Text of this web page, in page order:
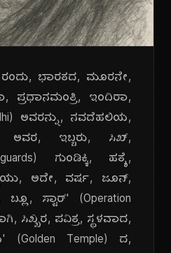
ಭಾರತದ, ಮೂರನೇ,
ಪ್ರಧಾನಮಂತ್ರಿ, ಇಂದಿರಾ,
ಅವರನ್ನು, ನವದೆಹಲಿಯ,
ಅವರ, ಇಬ್ಬರು, ಸಿಖ್,
ಗುಂಡಿಕ್ಕಿ, ಹತ್ಯೆ,
ಅದೇ, ವರ್ಷ, ಜೂನ್,
ಸ್ಟಾರ್' (Operation
ಸಿಖ್ಖರ, ಪವಿತ್ರ, ಸ್ಥಳವಾದ,
Temple) ದ,